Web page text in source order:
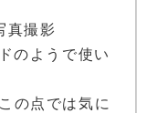
撮影
ようで使い
点では気に